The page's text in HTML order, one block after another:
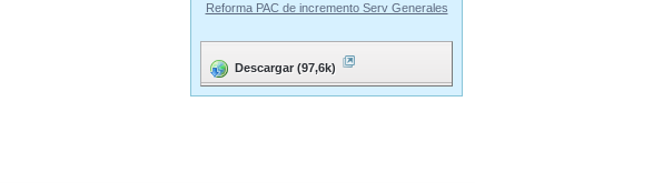
Reforma PAC de incremento Serv Generales
Descargar (97,6k)